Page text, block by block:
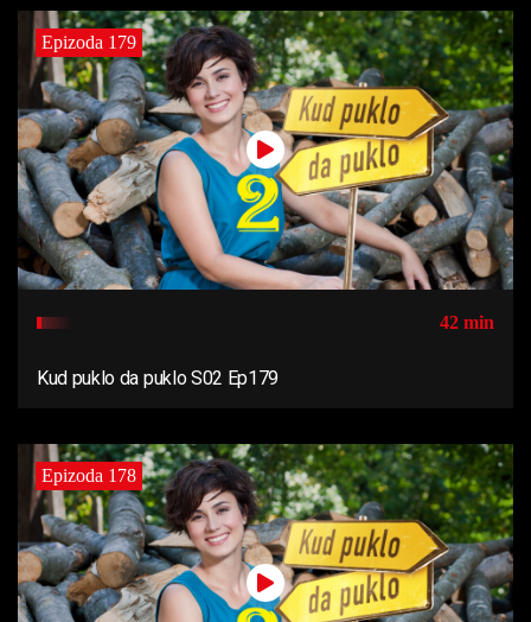
Epizoda 179
42 min
Kud puklo da puklo S02 Ep179
Epizoda 178